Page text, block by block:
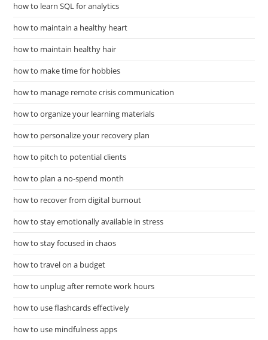
how to learn SQL for analytics
how to maintain a healthy heart
how to maintain healthy hair
how to make time for hobbies
how to manage remote crisis communication
how to organize your learning materials
how to personalize your recovery plan
how to pitch to potential clients
how to plan a no-spend month
how to recover from digital burnout
how to stay emotionally available in stress
how to stay focused in chaos
how to travel on a budget
how to unplug after remote work hours
how to use flashcards effectively
how to use mindfulness apps